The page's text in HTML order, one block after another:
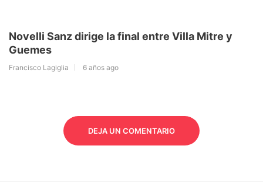
Novelli Sanz dirige la final entre Villa Mitre y
Guemes
Francisco Lagiglia 6 años ago
DEJA UN COMENTARIO